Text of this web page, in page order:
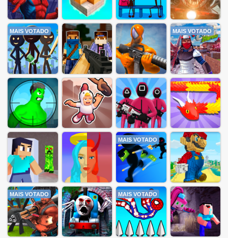
MAIS VOTADO MAIS VOTADO
MAIS VOTADO
MAIS VOTADO MAIS VOTADO